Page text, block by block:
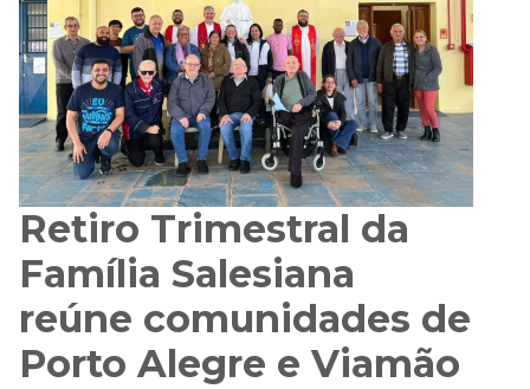
Retiro Trimestral da
Família Salesiana
reúne comunidades de
Porto Alegre e Viamão